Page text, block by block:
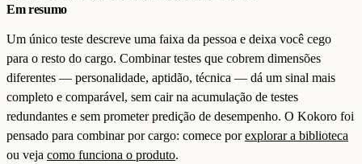
Em resumo
Um único teste descreve uma faixa da pessoa e deixa você cego
para o resto do cargo. Combinar testes que cobrem dimensões
diferentes — personalidade, aptidão, técnica — dá um sinal mais
completo e comparável, sem cair na acumulação de testes
redundantes e sem prometer predição de desempenho. O Kokoro foi
pensado para combinar por cargo: comece porexplorar a biblioteca
ou veja como funciona o produto.